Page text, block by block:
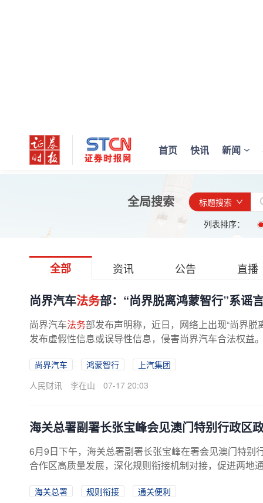
首页 快讯 新闻
全局搜索
标题搜索
列表排序：
全部 资讯 公告 直播
尚界汽车法务部：“尚界脱离鸿蒙智行”系谣
尚界汽车法务部发布声明称，近日，网络上出现“尚界脱
发布虚假性信息或误导性信息，侵害尚界汽车合法权益
尚界汽车 鸿蒙智行
上汽集团
人民财讯
李在山 07-17 20:03
海关总署副署长张宝峰会见澳门特别行政区
6月9日下午，海关总署副署长张宝峰在署会见澳门特别
合作区高质量发展，深化规则衔接机制对接，促进两地
海关总署 规则衔接
通关便利